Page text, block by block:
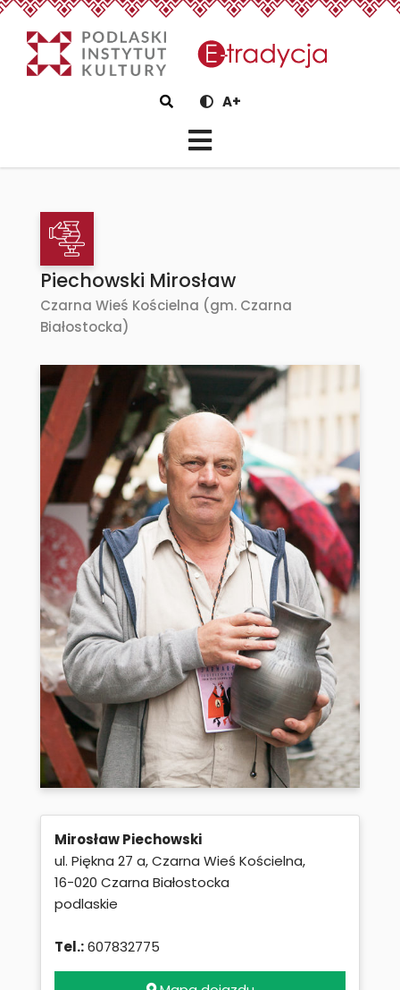
eTradycjaPiechowski
Szukaj A+
Piechowski Mirosław
Czarna Wieś Kościelna (gm. Czarna
Białostocka)
Mirosław Piechowski
ul. Piękna 27 a, Czarna Wieś Kościelna,
16-020 Czarna Białostocka
podlaskie
Tel.:607832775